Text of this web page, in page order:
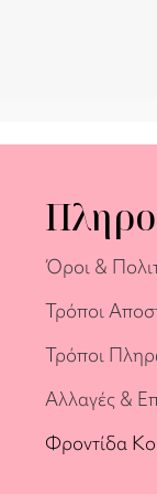
Όροι &
Τρόποι
Τρόποι
Αλλαγές &
Φροντίδα